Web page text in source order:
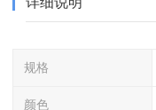
规格
颜色